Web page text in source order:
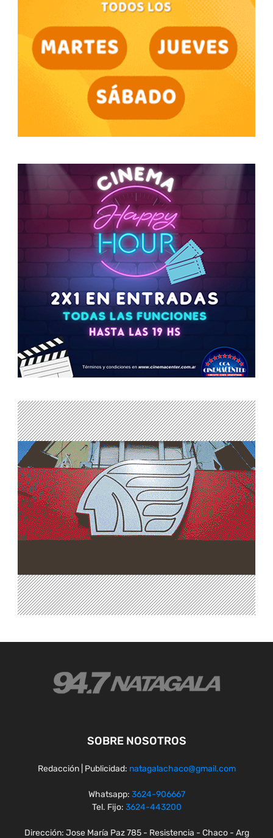
SOBRE NOSOTROS
Redacción | Publicidad: natagalachaco@gmail.com
Whatsapp: 3624-906667
Tel. Fijo: 3624-443200
Dirección: Jose María Paz 785 - Resistencia - Chaco - Arg